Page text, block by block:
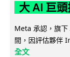
大 AI 巨
Meta 承認，旗
間，因評估夥伴
全文